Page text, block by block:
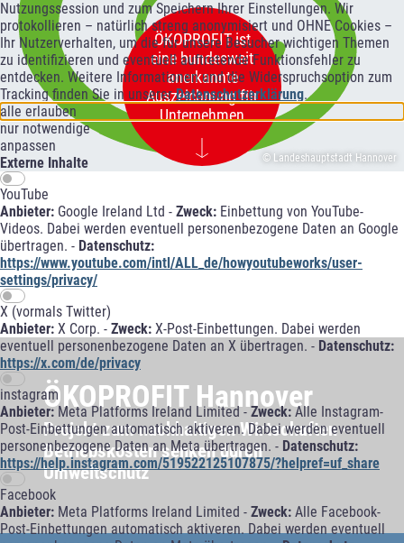
Nutzungssession und zum Speichern Ihrer Einstellungen. Wir
protokollieren – natürlich streng anonymisiert und OHNE Cookies –
Ihr Nutzerverhalten, um die für unsere Besucher wichtigen Themen
zu identifizieren und eventuell auftretende Funktionsfehler zu
entdecken. Weitere Informationen und die Widerspruchsoption zum
Tracking finden Sie in unsererDatenschutzerklärung.
alle erlauben
nur notwendige
anpassen
Externe Inhalte
YouTube
Anbieter: Google Ireland Ltd - Zweck: Einbettung von YouTube-
Videos. Dabei werden eventuell personenbezogene Daten an Google
übertragen. - Datenschutz:
https://www.youtube.com/intl/ALL_de/howyoutubeworks/user-
settings/privacy/
X (vormals Twitter)
Anbieter: X Corp. - Zweck: X-Post-Einbettungen. Dabei werden
eventuell personenbezogene Daten an X übertragen. - Datenschutz:
https://x.com/de/privacy
instagram
Anbieter:Meta Platforms Ireland Limited -Zweck:Alle Instagram-
Post-Einbettungen automatisch aktiveren. Dabei werden eventuell
personenbezogene Daten an Meta übertragen. - Datenschutz:
https://help.instagram.com/519522125107875/?helpref=uf_share
Facebook
Anbieter: Meta Platforms Ireland Limited - Zweck: Alle Facebook-
Post-Einbettungen automatisch aktiveren. Dabei werden eventuell
© Landeshauptstadt Hannover
ÖKOPROFIT ist
eine bundesweit
anerkannte
Auszeichnung für
Unternehmen
ÖKOPROFIT Hannover
Projekt zum nachhaltigen Wirtschaften -
Betriebskosten senken durch
Umweltschutz